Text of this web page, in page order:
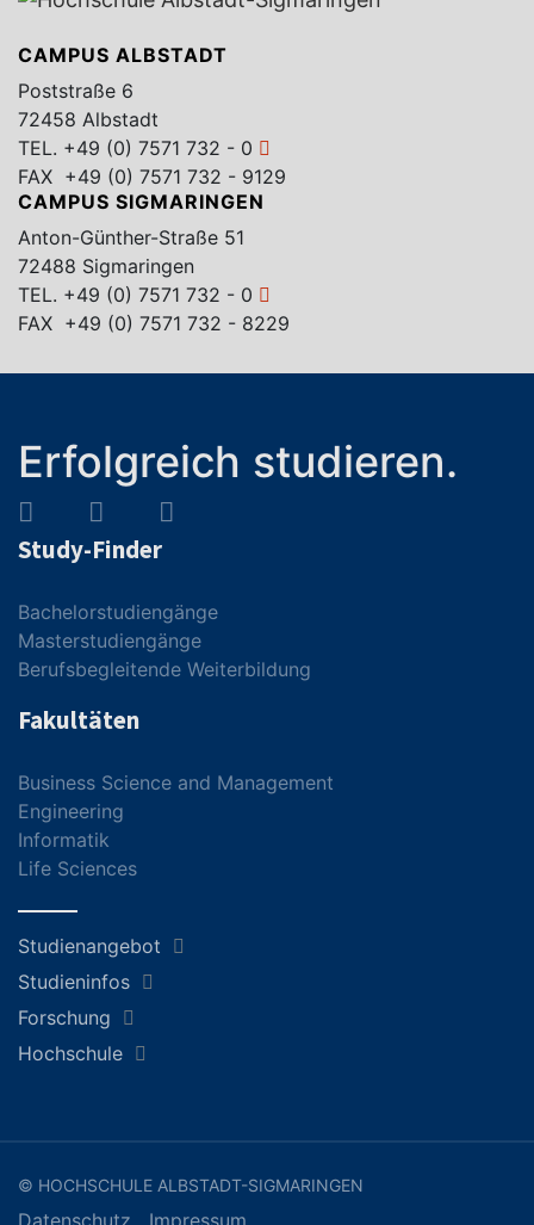
CAMPUS ALBSTADT
Poststraße 6
72458 Albstadt
TEL. +49 (0) 7571 732 - 0
FAX +49 (0) 7571 732 - 9129
CAMPUS SIGMARINGEN
Anton-Günther-Straße 51
72488 Sigmaringen
TEL. +49 (0) 7571 732 - 0
FAX +49 (0) 7571 732 - 8229
Erfolgreich studieren.
Study-Finder
Bachelorstudiengänge
Masterstudiengänge
Berufsbegleitende Weiterbildung
Fakultäten
Business Science and Management
Engineering
Informatik
Life Sciences
Studienangebot
Studieninfos
Forschung
Hochschule
© HOCHSCHULE ALBSTADT-SIGMARINGEN